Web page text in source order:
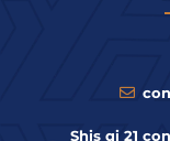
Shis qi 21